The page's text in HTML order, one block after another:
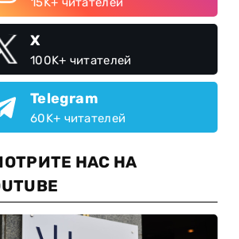
X
100K+ читателей
Telegram
60K+ читателей
НАС НА